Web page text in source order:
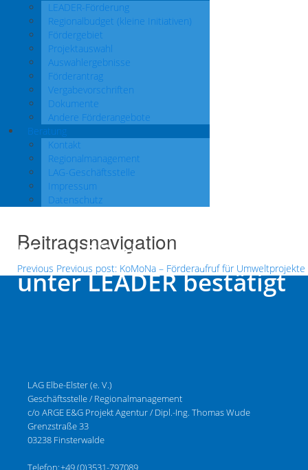
LEADER-Förderung
Regionalbudget (kleine Initiativen)
Fördergebiet
Projektauswahl
Auswahlergebnisse
Förderantrag
Vergabevorschriften
Dokumente
Andere Förderangebote
Beratung
Kontakt
Regionalmanagement
LAG-Geschäftsstelle
Impressum
Datenschutz
Neue Förderprojekte
unter LEADER bestätigt
Beitragsnavigation
Previous Previous post: KoMoNa – Förderaufruf für Umweltprojekte
LAG Elbe-Elster (e. V.)
Geschäftsstelle / Regionalmanagement
c/o ARGE E&G Projekt Agentur / Dipl.-Ing. Thomas Wude
Grenzstraße 33
03238 Finsterwalde